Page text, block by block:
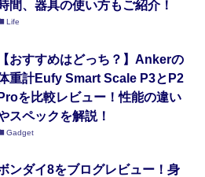
間、器具の使い方もご紹介！
Life
【おすすめはどっち？】Ankerの
重計Eufy Smart Scale P3とP2
を比較レビュー！性能の違い
スペックを解説！
Gadget
ンダイ8をブログレビュー！身